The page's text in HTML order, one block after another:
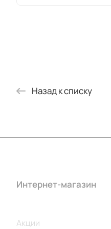
Назад к списку
Интернет-магазин
Акции